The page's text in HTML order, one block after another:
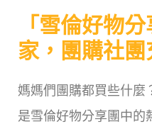
「雪倫好物
家，團購社
媽媽們團購都買些什麼
是雪倫好物分享團中的